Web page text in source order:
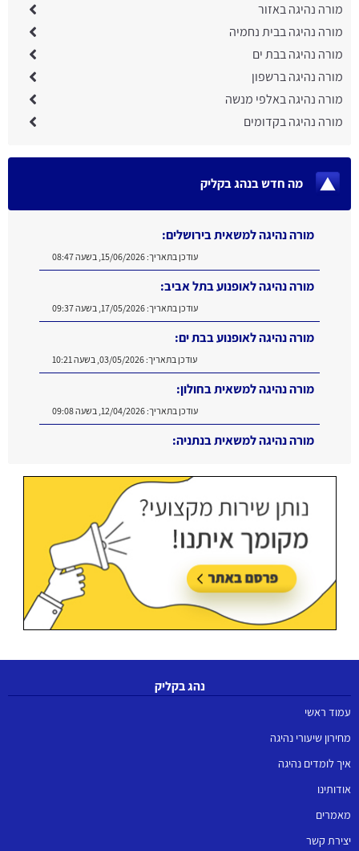
מורה נהיגה באזור
מורה נהיגה בבית נחמיה
מורה נהיגה בבת ים
מורה נהיגה ברשפון
מורה נהיגה באלפי מנשה
מורה נהיגה בקדומים
מה חדש בנהג בקליק
מורה נהיגה למשאית בירושלים:
עודכן בתאריך:15/06/2026, בשעה 08:47
מורה נהיגה לאופנוע בתל אביב:
עודכן בתאריך:17/05/2026, בשעה 09:37
מורה נהיגה לאופנוע בבת ים:
עודכן בתאריך:03/05/2026, בשעה 10:21
מורה נהיגה למשאית בחולון:
עודכן בתאריך:12/04/2026, בשעה 09:08
מורה נהיגה למשאית בנתניה:
נהג בקליק
עמוד ראשי
מחירון שיעורי נהיגה
איך לומדים נהיגה
אודותינו
מאמרים
יצירת קשר